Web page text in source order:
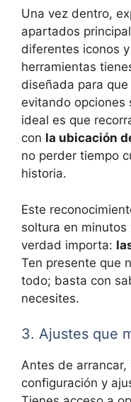
Una vez dentro,
apartados
diferentes iconos
herramientas
diseñada para
evitando opciones
ideal es que
con la ubicación
no perder tiempo
historia.
Este
soltura en
verdad importa:
Ten presente que
todo; basta con
necesites.
3. Ajustes que
Antes de
configuración y